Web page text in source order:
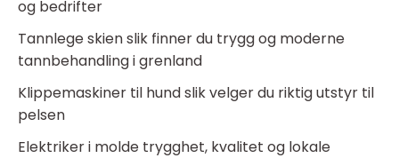
og bedrifter
Tannlege skien slik finner du trygg og moderne
tannbehandling i grenland
Klippemaskiner til hund slik velger du riktig utstyr til
pelsen
Elektriker i molde trygghet, kvalitet og lokale